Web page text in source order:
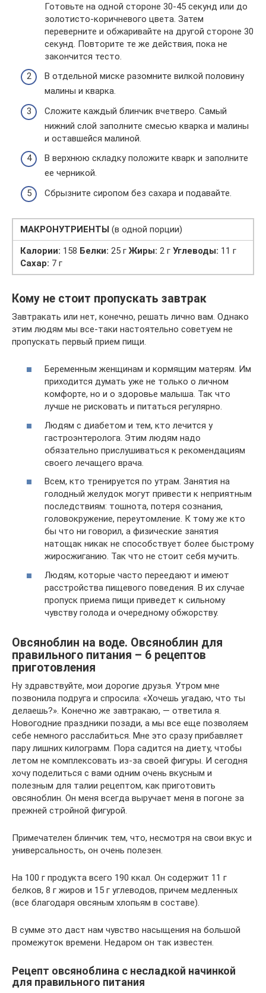
Готовьте на одной стороне 30-45 секунд или до
золотисто-коричневого цвета. Затем
переверните и обжаривайте на другой стороне 30
секунд. Повторите те же действия, пока не
закончится тесто.
В отдельной миске разомните вилкой половину
малины и кварка.
Сложите каждый блинчик вчетверо. Самый
нижний слой заполните смесью кварка и малины
и оставшейся малиной.
В верхнюю складку положите кварк и заполните
ее черникой.
Сбрызните сиропом без сахара и подавайте.
МАКРОНУТРИЕНТЫ (в одной порции)
Калории: 158 Белки: 25 г Жиры: 2 г Углеводы: 11 г
Сахар: 7 г
Кому не стоит пропускать завтрак
Завтракать или нет, конечно, решать лично вам. Однако
этим людям мы все-таки настоятельно советуем не
пропускать первый прием пищи.
Беременным женщинам и кормящим матерям. Им
приходится думать уже не только о личном
комфорте, но и о здоровье малыша. Так что
лучше не рисковать и питаться регулярно.
Людям с диабетом и тем, кто лечится у
гастроэнтеролога. Этим людям надо
обязательно прислушиваться к рекомендациям
своего лечащего врача.
Всем, кто тренируется по утрам. Занятия на
голодный желудок могут привести к неприятным
последствиям: тошнота, потеря сознания,
головокружение, переутомление. К тому же кто
бы что ни говорил, а физические занятия
натощак никак не способствует более быстрому
жиросжиганию. Так что не стоит себя мучить.
Людям, которые часто переедают и имеют
расстройства пищевого поведения. В их случае
пропуск приема пищи приведет к сильному
чувству голода и очередному обжорству.
Овсяноблин на воде. Овсяноблин для
правильного питания – 6 рецептов
приготовления
Ну здравствуйте, мои дорогие друзья. Утром мне
позвонила подруга и спросила: «Хочешь угадаю, что ты
делаешь?». Конечно же завтракаю, — ответила я.
Новогодние праздники позади, а мы все еще позволяем
себе немного расслабиться. Мне это сразу прибавляет
пару лишних килограмм. Пора садится на диету, чтобы
летом не комплексовать из-за своей фигуры. И сегодня
хочу поделиться с вами одним очень вкусным и
полезным для талии рецептом, как приготовить
овсяноблин. Он меня всегда выручает меня в погоне за
прежней стройной фигурой.
Примечателен блинчик тем, что, несмотря на свои вкус и
универсальность, он очень полезен.
На 100 г продукта всего 190 ккал. Он содержит 11 г
белков, 8 г жиров и 15 г углеводов, причем медленных
(все благодаря овсяным хлопьям в составе).
В сумме это даст нам чувство насыщения на большой
промежуток времени. Недаром он так известен.
Рецепт овсяноблина с несладкой начинкой
для правильного питания